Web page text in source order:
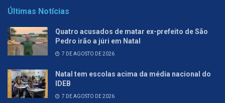
Últimas Notícias
Quatro acusados de matar ex-prefeito de São
Pedro irão a júri em Natal
7 DE AGOSTO DE 2026
Natal tem escolas acima da média nacional do
IDEB
7 DE AGOSTO DE 2026